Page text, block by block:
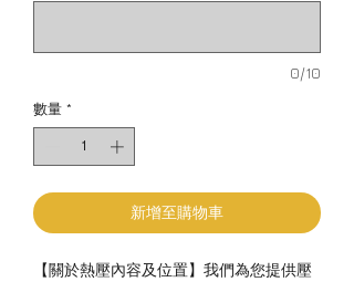
0/10
數量 *
新增至購物車
【關於熱壓內容及位置】我們為您提供壓